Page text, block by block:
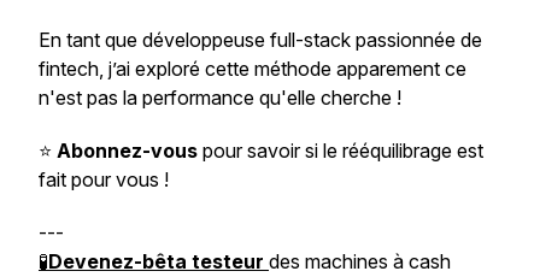
En tant que développeuse full-stack passionnée de
fintech, j’ai exploré cette méthode apparement ce
n'est pas la performance qu'elle cherche !
⭐️ Abonnez-vous pour savoir si le rééquilibrage est
fait pour vous !
---
🧪Devenez-bêta testeur des machines à cash